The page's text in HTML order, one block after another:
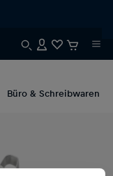
Büro & Schreibwaren